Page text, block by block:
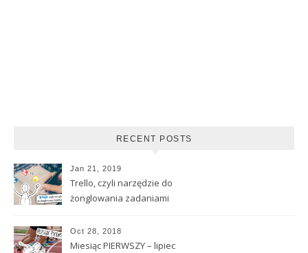
RECENT POSTS
Jan 21, 2019
Trello, czyli narzędzie do
żonglowania zadaniami
Oct 28, 2018
Miesiąc PIERWSZY – lipiec